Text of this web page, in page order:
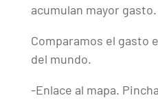
acumulan mayor gasto.
Comparamos el gasto
del mundo.
-Enlace al mapa.